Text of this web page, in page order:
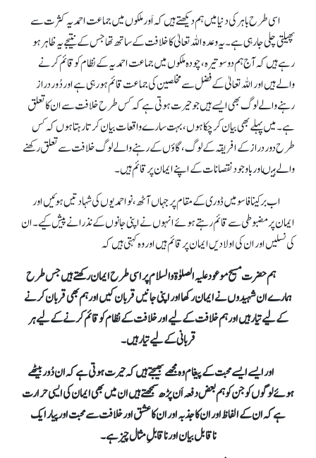
اسی طرح باہر کی دنیا میں ہم دیکھتے ہیں کہ اَور ملکوں میں جماعت احمدیہ کثرت سے
پھیلتی چلی جا رہی ہے۔ یہ وعدہ اللہ تعالیٰ کا خلافت کے ساتھ تھا جس کے نتیجے یہ ظاہر ہو
رہے ہیں کہ آج ہم دو سو تیرہ، چودہ ملکوں میں جماعت احمدیہ کے نظام کو قائم کرنے
والے ہیں اور اللہ تعالیٰ کے فضل سے مخلصین کی جماعت قائم ہو رہی ہے اور دُور دراز
رہنے والے لوگ بھی ایسے ہیں جو حیرت ہوتی ہے کہ کس طرح خلافت سے ان کا تعلق
ہے۔ میں پہلے بھی بیان کر چکا ہوں، بہت سارے واقعات بیان کرتا رہتا ہوں کہ کس
طرح دور دراز کے افریقہ کے لوگ، گاؤں کے رہنے والے لوگ خلافت سے تعلق رکھنے
والے ہیںاور باوجود نقصانات کے اپنے ایمان پر قائم ہیں۔
اب برکینا فاسو میں ڈوری کے مقام پر جہاں آٹھ، نو احمدیوں کی شہادتیں ہوئیں اور
ایمان پر مضبوطی سے قائم رہتے ہوئے انہوں نے اپنی جانوں کے نذرانے پیش کیے۔ ان
کی نسلیں اور ان کی اولادیں ایمان پر قائم ہیں اور وہ کہتی ہیں کہ
ہم حضرت مسیح موعود علیہ الصلوٰة والسلام پر اسی طرح ایمان رکھتے ہیں جس طرح
ہمارے ان شہیدوں نے ایمان رکھا اور اپنی جانیں قربان کیں اور ہم بھی قربان کرنے
کے لیے تیار ہیں اور ہم خلافت کے لیے اور خلافت کے نظام کو قائم کرنے کے لیے ہر
قربانی کے لیے تیار ہیں۔
اور ایسے ایسے محبت کے پیغام وہ مجھے بھیجتے ہیں کہ حیرت ہوتی ہے کہ ان دُور بیٹھے
ہوئے لوگوں کو جن کو ہم بعض دفعہ اَن پڑھ سمجھتے ہیں ان میں بھی ایمان کی ایسی حرارت
ہے کہ ان کے الفاظ اور ان کا جذبہ اور ان کا عشق اور خلافت سے محبت اور پیار ایک
ناقابل بیان اور ناقابلِ مثال چیز ہے۔